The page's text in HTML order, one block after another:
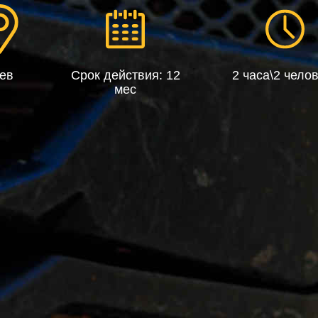
Срок действия: 12
мес
2 часа\2